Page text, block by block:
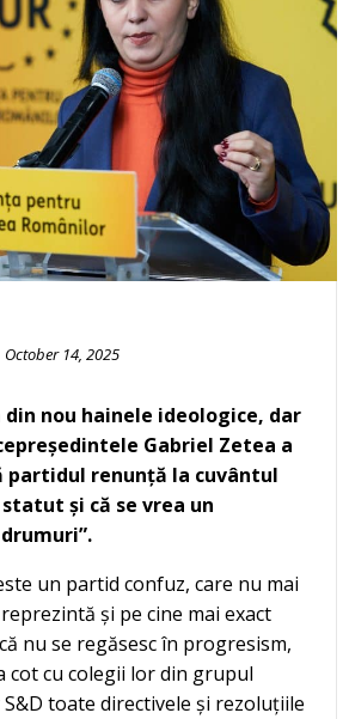
October 14, 2025
din nou hainele ideologice, dar
Gabriel Zetea a
partidul renunță la cuvântul
și că se vrea un
un partid confuz, care nu mai
și pe cine mai exact
nu se regăsesc în progresism,
cot cu colegii lor din grupul
toate directivele și rezoluțiile